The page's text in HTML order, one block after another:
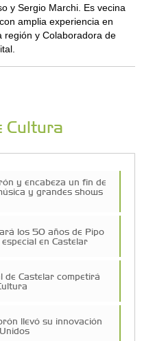
y Sergio Marchi. Es vecina
amplia experiencia en
región y Colaboradora de
Cultura
y encabeza un fin de
y grandes shows
los 50 años de Pipo
en Castelar
de Castelar competirá
llevó su innovación